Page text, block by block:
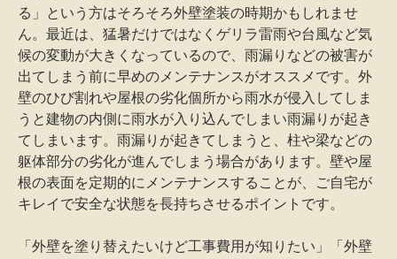
る」という方はそろそろ外壁塗装の時期かもしれませ
ん。最近は、猛暑だけではなくゲリラ雷雨や台風など気
候の変動が大きくなっているので、雨漏りなどの被害が
出てしまう前に早めのメンテナンスがオススメです。外
壁のひび割れや屋根の劣化個所から雨水が侵入してしま
うと建物の内側に雨水が入り込んでしまい雨漏りが起き
てしまいます。雨漏りが起きてしまうと、柱や梁などの
躯体部分の劣化が進んでしまう場合があります。壁や屋
根の表面を定期的にメンテナンスすることが、ご自宅が
キレイで安全な状態を長持ちさせるポイントです。
「外壁を塗り替えたいけど工事費用が知りたい」「外壁